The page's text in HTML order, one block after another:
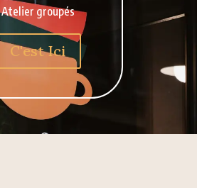
Atelier groupés
C'est Ici